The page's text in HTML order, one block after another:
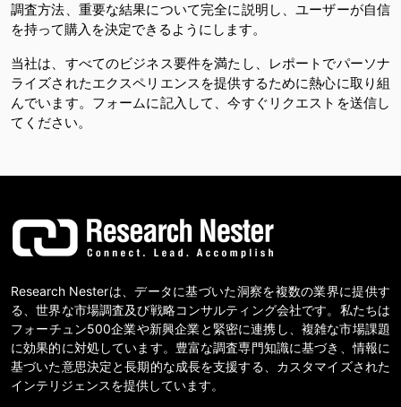
調査方法、重要な結果について完全に説明し、ユーザーが自信
を持って購入を決定できるようにします。
当社は、すべてのビジネス要件を満たし、レポートでパーソナ
ライズされたエクスペリエンスを提供するために熱心に取り組
んでいます。フォームに記入して、今すぐリクエストを送信し
てください。
Research Nesterは、データに基づいた洞察を複数の業界に提供す
る、世界な市場調査及び戦略コンサルティング会社です。私たちは
フォーチュン500企業や新興企業と緊密に連携し、複雑な市場課題
に効果的に対処しています。豊富な調査専門知識に基づき、情報に
基づいた意思決定と長期的な成長を支援する、カスタマイズされた
インテリジェンスを提供しています。